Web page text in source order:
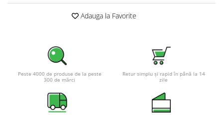
Acumulatori VRLA AGM/GEL /
Tractiune / LiFePo4
Baterii si acumulatori gel si VRLA
Baterii si acumulatori AGM VRLA
Adauga la Favorite
Peste 4000 de produse de la peste
300 de mărci
Retur simplu și rapid în până la 14
zile